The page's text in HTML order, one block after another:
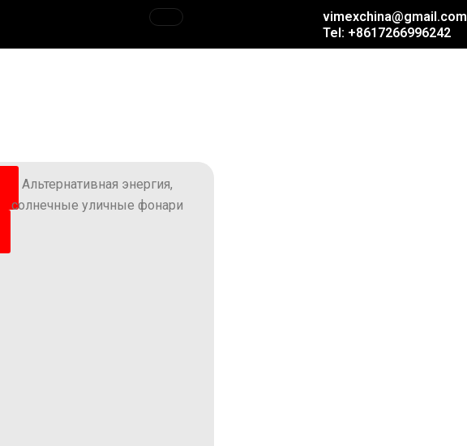
vimexchina@gmail.com
Tel: +8617266996242
Альтернативная энергия,
солнечные уличные фонари